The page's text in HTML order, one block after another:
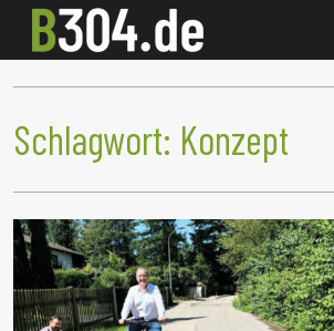
Schlagwort: Konzept